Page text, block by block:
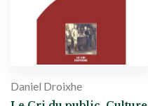
Daniel Droixhe